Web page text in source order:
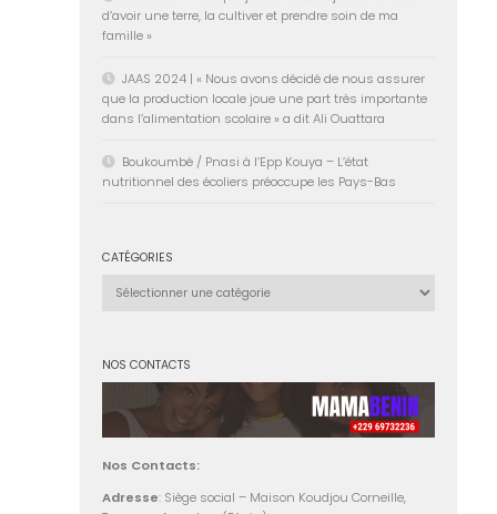
d’avoir une terre, la cultiver et prendre soin de ma
famille »
JAAS 2024 | « Nous avons décidé de nous assurer
que la production locale joue une part très importante
dans l’alimentation scolaire » a dit Ali Ouattara
Boukoumbé / Pnasi à l’Epp Kouya – L’état
nutritionnel des écoliers préoccupe les Pays-Bas
CATÉGORIES
NOS CONTACTS
Nos Contacts:
Adresse: Siège social – Maison Koudjou Corneille,